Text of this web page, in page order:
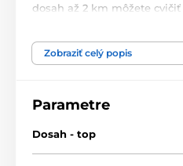
dosah až 2 km môžete cvičiť
Zobraziť celý popis
Parametre
Dosah - top